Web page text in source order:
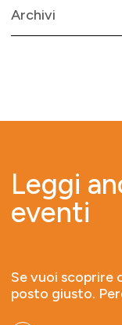
Archivi
Leggi
eventi
Se vuoi scoprire
posto giusto.